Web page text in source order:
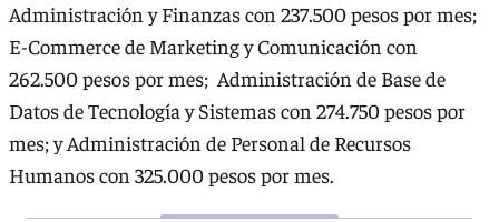
Administración y Finanzas con 237.500 pesos por mes;
E-Commerce de Marketing y Comunicación con
262.500 pesos por mes; Administración de Base de
Datos de Tecnología y Sistemas con 274.750 pesos por
mes; y Administración de Personal de Recursos
Humanos con 325.000 pesos por mes.